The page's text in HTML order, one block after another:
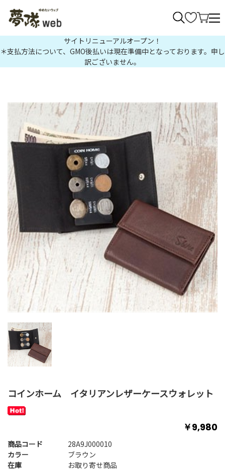
サイトリニューアルオープン！
＊支払方法について、GMO後払いは現在準備中となっております。申し
訳ございません。
コインホーム イタリアンレザーケースウォレット
￥9,980
商品コード
28A9J000010
カラー
ブラウン
在庫
お取り寄せ商品